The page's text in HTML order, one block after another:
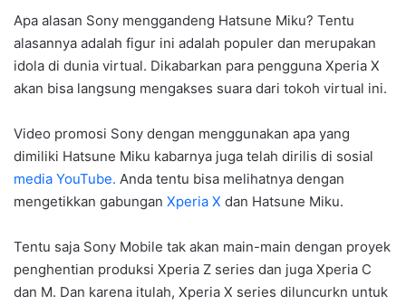
Apa alasan Sony menggandeng Hatsune Miku? Tentu
alasannya adalah figur ini adalah populer dan merupakan
idola di dunia virtual. Dikabarkan para pengguna Xperia X
akan bisa langsung mengakses suara dari tokoh virtual ini.
Video promosi Sony dengan menggunakan apa yang
dimiliki Hatsune Miku kabarnya juga telah dirilis di sosial
media YouTube. Anda tentu bisa melihatnya dengan
mengetikkan gabungan Xperia X dan Hatsune Miku.
Tentu saja Sony Mobile tak akan main-main dengan proyek
penghentian produksi Xperia Z series dan juga Xperia C
dan M. Dan karena itulah, Xperia X series diluncurkn untuk